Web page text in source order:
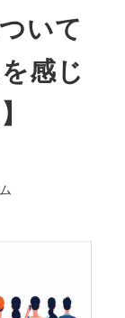
いて
感じ